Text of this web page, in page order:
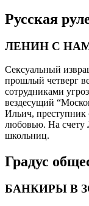
Русская
ЛЕНИН С
Сексуальный
прошлый четверг
сотрудниками
вездесущий
Ильич, преступник
любовью. На счету
школьниц.
Градус
БАНКИРЫ В